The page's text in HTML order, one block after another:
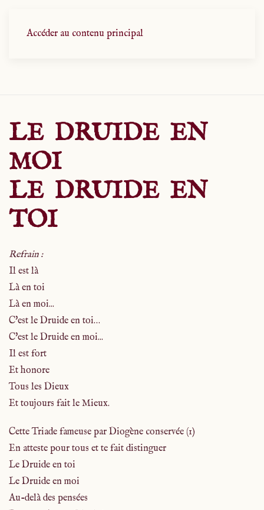
Accéder au contenu principal
LE DRUIDE EN
MOI
LE DRUIDE EN
TOI
Refrain :
Il est là
Là en toi
Là en moi...
C'est le Druide en toi…
C'est le Druide en moi...
Il est fort
Et honore
Tous les Dieux
Et toujours fait le Mieux.
Cette Triade fameuse par Diogène conservée (1)
En atteste pour tous et te fait distinguer
Le Druide en toi
Le Druide en moi
Au-delà des pensées